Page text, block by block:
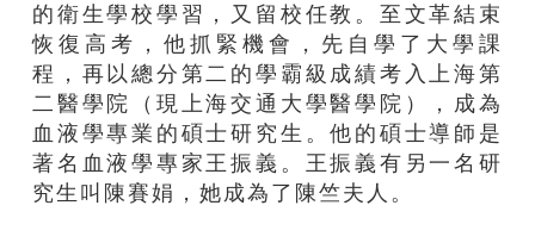
的衛生學校學習，又留校任教。至文革結束
恢復高考，他抓緊機會，先自學了大學課
程，再以總分第二的學霸級成績考入上海第
二醫學院（現上海交通大學醫學院），成為
血液學專業的碩士研究生。他的碩士導師是
著名血液學專家王振義。王振義有另一名研
究生叫陳賽娟，她成為了陳竺夫人。